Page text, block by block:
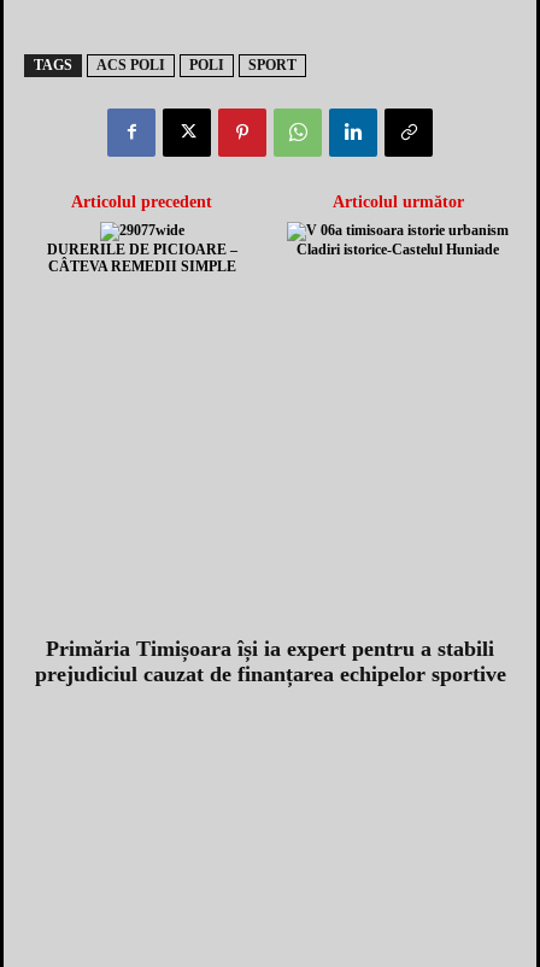
TAGS ACS POLI POLI SPORT
Articolul precedent
DURERILE DE PICIOARE –
CÂTEVA REMEDII SIMPLE
Articolul următor
Cladiri istorice-Castelul Huniade
Primăria Timișoara își ia expert pentru a stabili
prejudiciul cauzat de finanțarea echipelor sportive